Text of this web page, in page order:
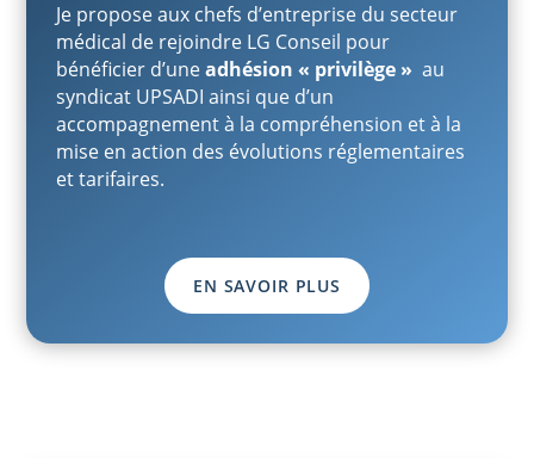
Je propose aux chefs d’entreprise du secteur
médical de rejoindre LG Conseil pour
bénéficier d’uneadhésion « privilège » au
syndicat UPSADI ainsi que d’un
accompagnement à la compréhension et à la
mise en action des évolutions réglementaires
et tarifaires.
EN SAVOIR PLUS